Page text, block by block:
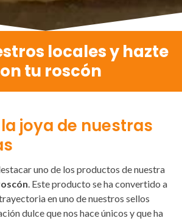
locales y hazte
tu roscón
joya de nuestras
uno de los productos de nuestra
. Este producto se ha convertido a
en uno de nuestros sellos
dulce que nos hace únicos y que ha